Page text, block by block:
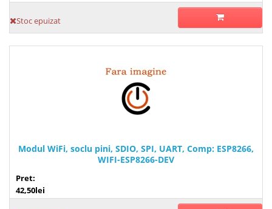
Stoc epuizat
Modul WiFi, soclu pini, SDIO, SPI, UART, Comp: ESP8266,
WIFI-ESP8266-DEV
Pret:
42,50lei